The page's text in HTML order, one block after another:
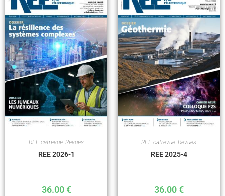
REE catrevue Revues
REE 2026-1
36.00€
REE catrevue Revues
REE 2025-4
36.00€